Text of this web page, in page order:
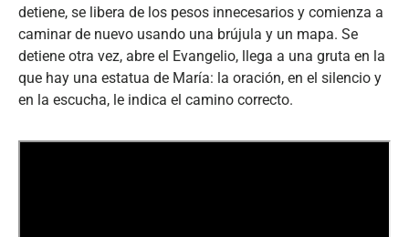
detiene, se libera de los pesos innecesarios y comienza a
caminar de nuevo usando una brújula y un mapa. Se
detiene otra vez, abre el Evangelio, llega a una gruta en la
que hay una estatua de María: la oración, en el silencio y
en la escucha, le indica el camino correcto.